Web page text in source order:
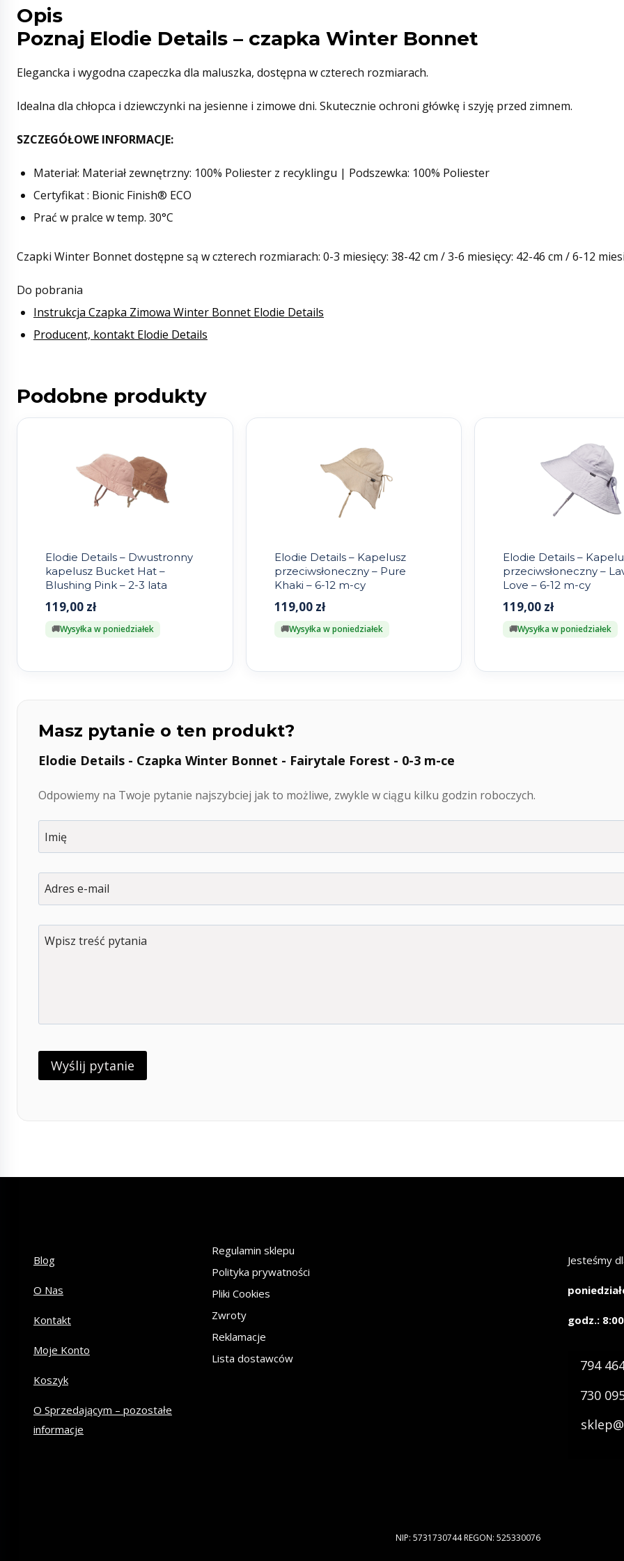
Opis
Poznaj Elodie Details – czapka Winter Bonnet
Elegancka i wygodna czapeczka dla maluszka, dostępna w czterech rozmiarach.
Idealna dla chłopca i dziewczynki na jesienne i zimowe dni. Skutecznie ochroni główkę i szyję przed zimnem.
SZCZEGÓŁOWE INFORMACJE:
Materiał: Materiał zewnętrzny: 100% Poliester z recyklingu | Podszewka: 100% Poliester
Certyfikat : Bionic Finish® ECO
Prać w pralce w temp. 30°C
Czapki Winter Bonnet dostępne są w czterech rozmiarach: 0-3 miesięcy: 38-42 cm / 3-6 miesięcy: 42-46 cm / 6-12
Do pobrania
Instrukcja Czapka Zimowa Winter Bonnet Elodie Details
Producent, kontakt Elodie Details
Podobne produkty
Elodie Details – Dwustronny
kapelusz Bucket Hat –
Blushing Pink – 2-3 lata
119,00 zł
Wysyłka w poniedziałek
Elodie Details – Kapelusz
przeciwsłoneczny – Pure
Khaki – 6-12 m-cy
119,00 zł
Wysyłka w poniedziałek
Elodie Details –
przeciwsłoneczny –
Love – 6-12 m-cy
119,00 zł
Wysyłka w poniedziałek
Masz pytanie o ten produkt?
Elodie Details - Czapka Winter Bonnet - Fairytale Forest - 0-3 m-ce
Odpowiemy na Twoje pytanie najszybciej jak to możliwe, zwykle w ciągu kilku godzin roboczych.
Blog
O Nas
Kontakt
Moje Konto
Koszyk
O Sprzedającym – pozostałe
informacje
Regulamin sklepu
Polityka prywatności
Pliki Cookies
Zwroty
Reklamacje
Lista dostawców
Jesteśmy
godz.:
794
730
NIP: 5731730744 REGON: 525330076